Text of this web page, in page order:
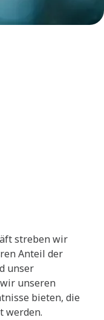
streben wir
Anteil der
unser
unseren
bieten, die
werden.